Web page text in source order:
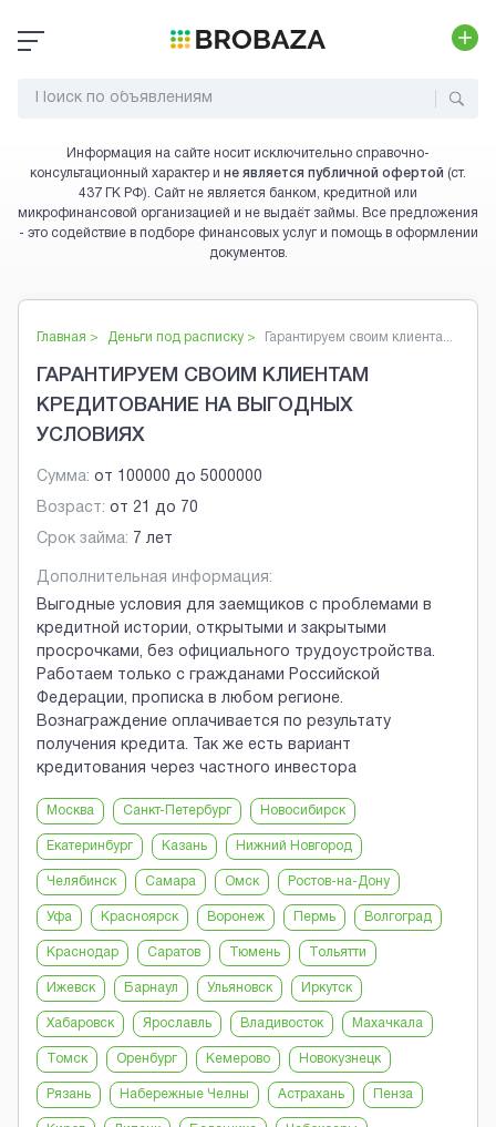
Информация на сайте носит исключительно справочно-
консультационный характер и не является публичной офертой (ст.
437 ГК РФ). Сайт не является банком, кредитной или
микрофинансовой организацией и не выдаёт займы. Все предложения
- это содействие в подборе финансовых услуг и помощь в оформлении
документов.
Главная > Деньги под расписку > Гарантируем своим клиента...
ГАРАНТИРУЕМ СВОИМ КЛИЕНТАМ
КРЕДИТОВАНИЕ НА ВЫГОДНЫХ
УСЛОВИЯХ
Сумма: от 100000 до 5000000
Возраст: от 21 до 70
Срок займа: 7 лет
Дополнительная информация:
Выгодные условия для заемщиков с проблемами в
кредитной истории, открытыми и закрытыми
просрочками, без официального трудоустройства.
Работаем только с гражданами Российской
Федерации, прописка в любом регионе.
Вознаграждение оплачивается по результату
получения кредита. Так же есть вариант
кредитования через частного инвестора
Москва Санкт-Петербург Новосибирск
Екатеринбург Казань Нижний Новгород
Челябинск Самара Омск Ростов-на-Дону
Уфа Красноярск Воронеж Пермь Волгоград
Краснодар Саратов Тюмень Тольятти
Ижевск Барнаул Ульяновск Иркутск
Хабаровск Ярославль Владивосток Махачкала
Томск Оренбург Кемерово Новокузнецк
Рязань Набережные Челны Астрахань Пенза